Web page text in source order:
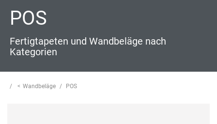
Fertigtapeten und Wandbeläge nach
Kategorien
POS
Wandbeläge POS